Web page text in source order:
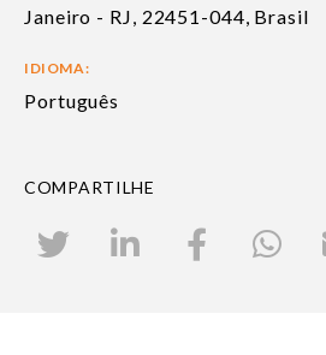
Janeiro - RJ, 22451-044, Brasil
IDIOMA:
Português
COMPARTILHE